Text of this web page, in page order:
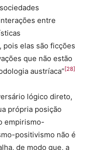
entre
pois elas são ficções
que não estão
austríaca” [28]
lógico direto,
própria posição
empirismo-
positivismo não é
de modo que, a